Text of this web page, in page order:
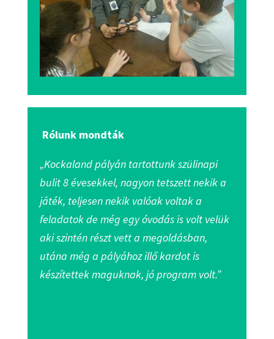
Rólunk mondták
„Kockaland pályán tartottunk szülinapi
bulit 8 évesekkel, nagyon tetszett nekik a
játék, teljesen nekik valóak voltak a
feladatok de még egy óvodás is volt velük
aki szintén részt vett a megoldásban,
utána még a pályához illő kardot is
készítettek maguknak, jó program volt.”